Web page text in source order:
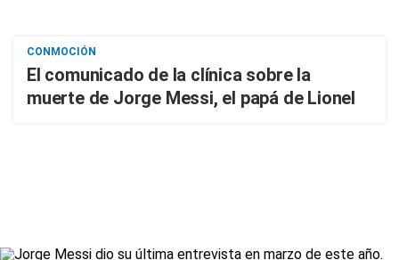
CONMOCIÓN
El comunicado de la clínica sobre la
muerte de Jorge Messi, el papá de Lionel